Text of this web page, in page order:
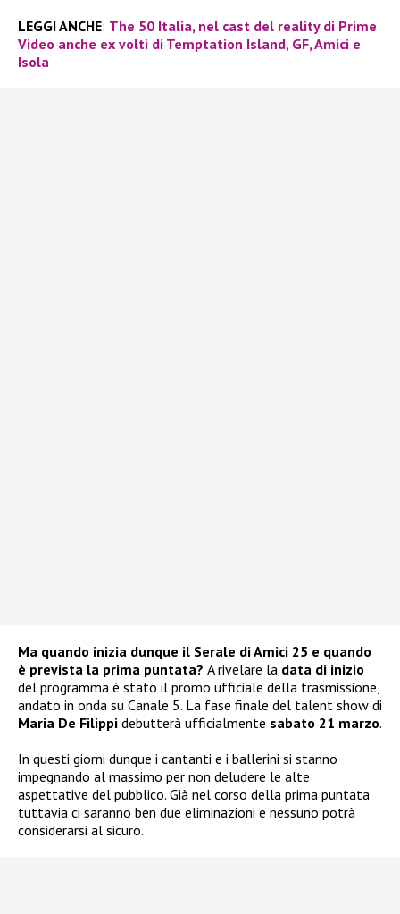
LEGGI ANCHE: The 50 Italia, nel cast del reality di Prime
Video anche ex volti di Temptation Island, GF, Amici e
Isola
Ma quando inizia dunque il Serale di Amici 25 e quando
è prevista la prima puntata? A rivelare la data di inizio
del programma è stato il promo ufficiale della trasmissione,
andato in onda su Canale 5. La fase finale del talent show di
Maria De Filippi debutterà ufficialmente sabato 21 marzo.
In questi giorni dunque i cantanti e i ballerini si stanno
impegnando al massimo per non deludere le alte
aspettative del pubblico. Già nel corso della prima puntata
tuttavia ci saranno ben due eliminazioni e nessuno potrà
considerarsi al sicuro.